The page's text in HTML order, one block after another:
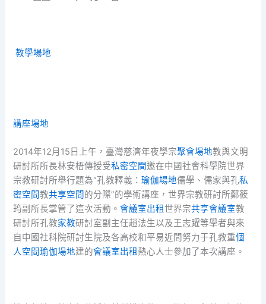
教學場地
講座場地
2014年12月15日上午，臺灣慈濟年夜學宗聚會場地教與文明
研討所所長林安梧傳授受私密空間邀在中國社會科學院世界
宗教研討所舉行題為“孔教釋義：瑜伽場地儒學、儒家與孔私
密空間教共享空間的分際”的學術講座，世界宗教研討所鄭筱
筠副所長掌管了這次活動。會議室出租世界宗共享會議室教
研討所孔教家教研討室副主任趙法生以及王志躍等學者與來
自中國社科院研討生院及各高校和平易近間努力于孔教重個
人空間瑜伽場地建的會議室出租 熱心人士參加了本次講座。